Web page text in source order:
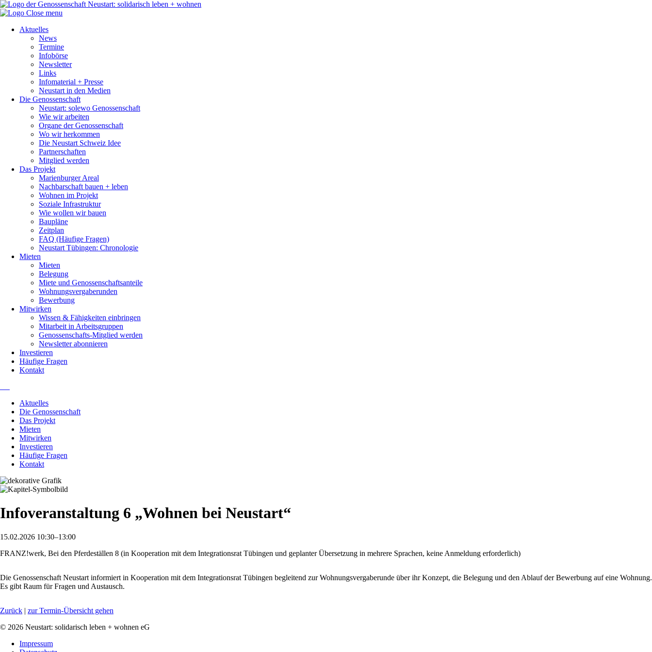
Close menu
Aktuelles
News
Termine
Infobörse
Newsletter
Links
Infomaterial + Presse
Neustart in den Medien
Die Genossenschaft
Neustart: solewo Genossenschaft
Wie wir arbeiten
Organe der Genossenschaft
Wo wir herkommen
Die Neustart Schweiz Idee
Partnerschaften
Mitglied werden
Das Projekt
Marienburger Areal
Nachbarschaft bauen + leben
Wohnen im Projekt
Soziale Infrastruktur
Wie wollen wir bauen
Baupläne
Zeitplan
FAQ (Häufige Fragen)
Neustart Tübingen: Chronologie
Mieten
Mieten
Belegung
Miete und Genossenschaftsanteile
Wohnungsvergaberunden
Bewerbung
Mitwirken
Wissen & Fähigkeiten einbringen
Mitarbeit in Arbeitsgruppen
Genossenschafts-Mitglied werden
Newsletter abonnieren
Investieren
Häufige Fragen
Kontakt
überspringen
Aktuelles
Die Genossenschaft
Das Projekt
Mieten
Mitwirken
Investieren
Häufige Fragen
Kontakt
Infoveranstaltung 6 „Wohnen bei Neustart“
15.02.2026 10:30–13:00
FRANZ!werk, Bei den Pferdeställen 8 (in Kooperation mit dem Integrationsrat Tübingen und geplanter Übersetzung in mehrere Sprachen, keine Anmeldung erforderlich)
Die Genossenschaft Neustart informiert in Kooperation mit dem Integrationsrat Tübingen begleitend zur Wohnungsvergaberunde über ihr Konzept, die Belegung und den Ablauf der Bewerbung auf eine Wohnung.
Es gibt Raum für Fragen und Austausch.
Zurück | zur Termin-Übersicht gehen
© 2026 Neustart: solidarisch leben + wohnen eG
überspringen
Impressum